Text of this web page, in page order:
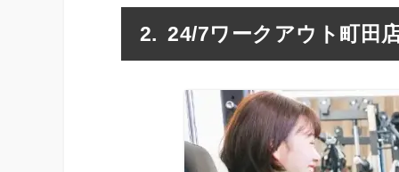
24/7ワークアウト町田